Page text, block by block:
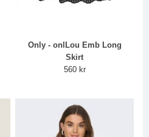
Only - onlLou Emb Long
Skirt
560 kr